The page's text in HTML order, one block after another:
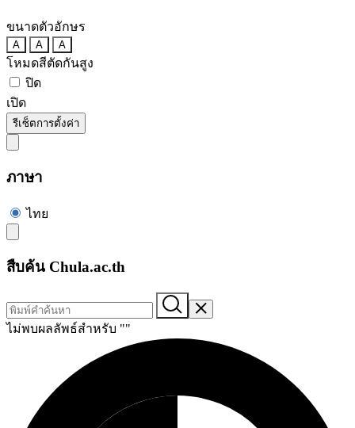
ขนาดตัวอักษร
A A A
โหมดสีตัดกันสูง
ปิด
เปิด
รีเซ็ตการตั้งค่า
ภาษา
ไทย
สืบค้น Chula.ac.th
ไม่พบผลลัพธ์สำหรับ ""